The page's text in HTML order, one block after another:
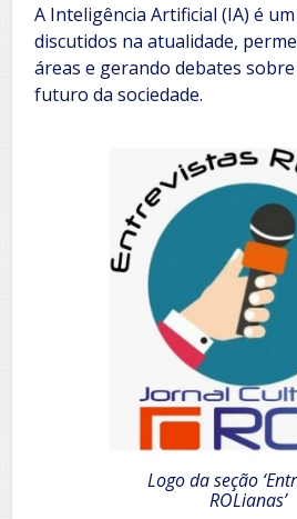
A Inteligência Artificial (IA) é
discutidos na atualidade,
áreas e gerando debates
futuro da sociedade.
Logo da seção
ROLianas’